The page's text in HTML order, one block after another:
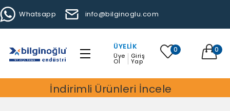
Whatsapp info@bilginoglu.com
ÜYELIK
Üye
Ol
Giriş
Yap
0 0
İndirimli Ürünleri İncele